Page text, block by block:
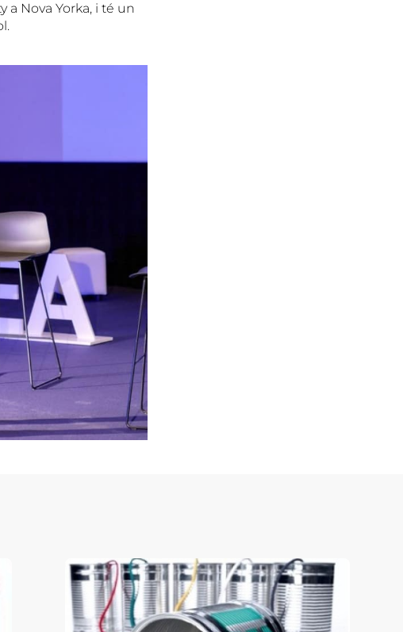
Nova Yorka, i té un